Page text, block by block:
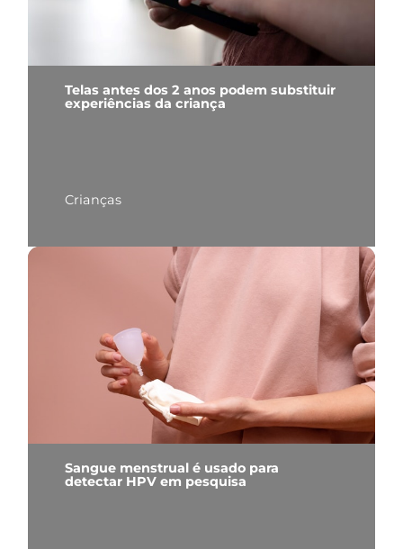
Telas antes dos 2 anos podem substituir
experiências da criança
Crianças
Sangue menstrual é usado para
detectar HPV em pesquisa